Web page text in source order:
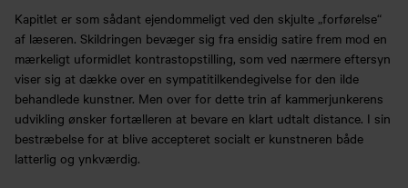
Kapitlet er som sådant ejendommeligt ved den skjulte „forførelse“
af læseren. Skildringen bevæger sig fra ensidig satire frem mod en
mærkeligt uformidlet kontrastopstilling, som ved nærmere eftersyn
viser sig at dække over en sympatitilkendegivelse for den ilde
behandlede kunstner. Men over for dette trin af kammerjunkerens
udvikling ønsker fortælleren at bevare en klart udtalt distance. I sin
bestræbelse for at blive accepteret socialt er kunstneren både
latterlig og ynkværdig.